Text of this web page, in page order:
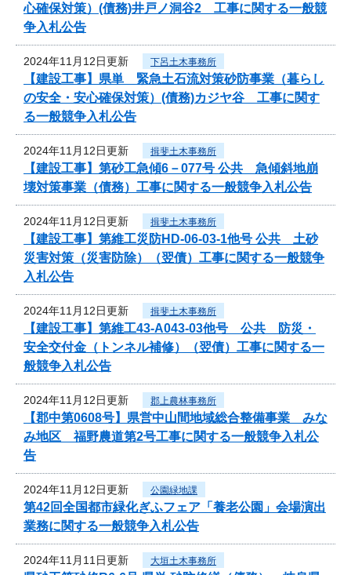
心確保対策）(債務)井戸ノ洞谷2 工事に関する一般競
争入札公告
2024年11月12日更新 下呂土木事務所
【建設工事】県単 緊急土石流対策砂防事業（暮らし
の安全・安心確保対策）(債務)カジヤ谷 工事に関す
る一般競争入札公告
2024年11月12日更新 揖斐土木事務所
【建設工事】第砂工急傾6－077号 公共 急傾斜地崩
壊対策事業（債務）工事に関する一般競争入札公告
2024年11月12日更新 揖斐土木事務所
【建設工事】第維工災防HD-06-03-1他号 公共 土砂
災害対策（災害防除）（翌債）工事に関する一般競争
入札公告
2024年11月12日更新 揖斐土木事務所
【建設工事】第維工43-A043-03他号 公共 防災・
安全交付金（トンネル補修）（翌債）工事に関する一
般競争入札公告
2024年11月12日更新 郡上農林事務所
【郡中第0608号】県営中山間地域総合整備事業 みな
み地区 福野農道第2号工事に関する一般競争入札公
告
2024年11月12日更新 公園緑地課
第42回全国都市緑化ぎふフェア「養老公園」会場演出
業務に関する一般競争入札公告
2024年11月11日更新 大垣土木事務所